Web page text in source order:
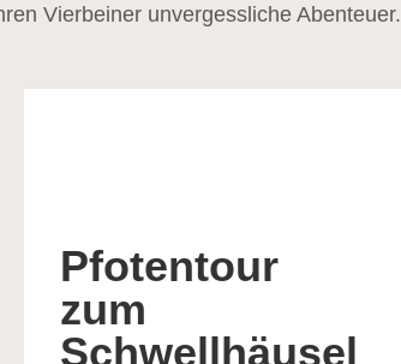
Vierbeiner unvergessliche Abenteuer.
Pfotentour
zum
Schwellhäusel